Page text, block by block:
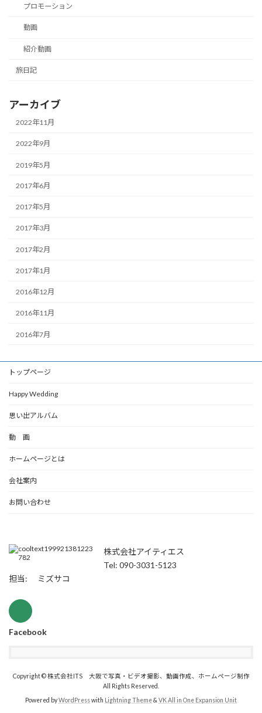
プロモーション
動画
紹介動画
旅日記
アーカイブ
2022年11月
2022年9月
2019年5月
2017年6月
2017年5月
2017年3月
2017年2月
2017年1月
2016年12月
2016年11月
2016年7月
トップページ
Happy Wedding
思い出アルバム
動 画
ホームページとは
会社案内
お問い合わせ
株式会社アイティエス
Tel: 090-3031-5123
担当: ミズサコ
Facebook
Copyright © 株式会社ITS 大阪で写真・ビデオ撮影、動画作成、ホームページ制作
All Rights Reserved.
Powered byWordPresswith Lightning Theme& VK All in One Expansion Unit